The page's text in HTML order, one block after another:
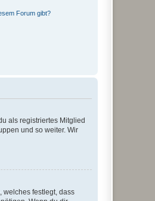
Forum gibt?
als registriertes Mitglied
und so weiter. Wir
welches festlegt, dass